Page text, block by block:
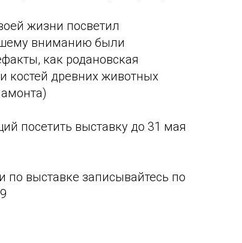
жизни посветил
вниманию были
как родановская
костей древних животных
посетить выставку до 31 мая
по выставке записывайтесь по